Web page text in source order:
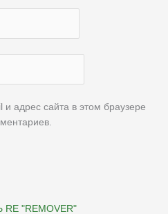
адрес сайта в этом браузере